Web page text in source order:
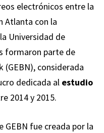
electrónicos entre la
Atlanta con la
Universidad de
formaron parte de
(GEBN), considerada
dedicada al estudio
2014 y 2015.
fue creada por la